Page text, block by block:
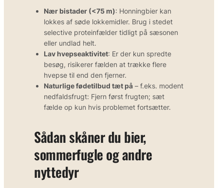
Nær bistader (<75 m): Honningbier kan
lokkes af søde lokkemidler. Brug i stedet
selective proteinfælder tidligt på sæsonen
eller undlad helt.
Lav hvepseaktivitet: Er der kun spredte
besøg, risikerer fælden at trække flere
hvepse til end den fjerner.
Naturlige fødetilbud tæt på – f.eks. modent
nedfaldsfrugt: Fjern først frugten; sæt
fælde op kun hvis problemet fortsætter.
Sådan skåner du bier,
sommerfugle og andre
nyttedyr